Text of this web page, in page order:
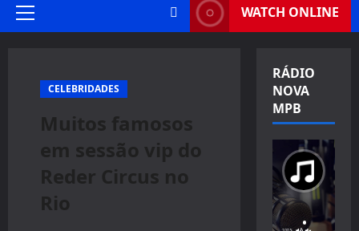
Primary
WATCH ONLINE
CELEBRIDADES
Muitos famosos
em sessão vip do
Reder Circus no
Rio
RÁDIO
NOVA
MPB